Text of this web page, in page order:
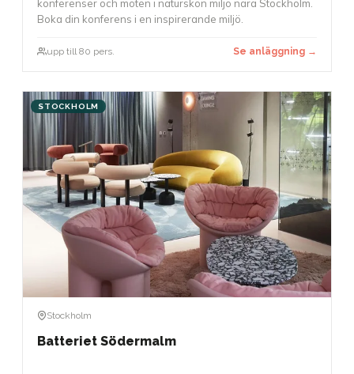
konferenser och möten i naturskön miljö nära Stockholm.
Boka din konferens i en inspirerande miljö.
upp till 80 pers. Se anläggning →
STOCKHOLM
Stockholm
Batteriet Södermalm